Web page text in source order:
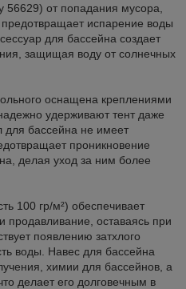
от попадания мусора,
испарение воды
для бассейна создает
защищая воду от солнечных
оснащена креплениями
удерживают тент даже
для бассейна не имеет
проникновение
делая уход за ним более
100 гр/м²) обеспечивает
продавливание, оставаясь при
появлению затхлого
воды. Навес для бассейна
химии для бассейнов, а
делает его долговечным в